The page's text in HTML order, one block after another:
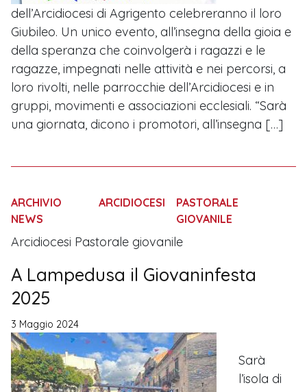
dell’Arcidiocesi di Agrigento celebreranno il loro
Giubileo. Un unico evento, all’insegna della gioia e
della speranza che coinvolgerà i ragazzi e le
ragazze, impegnati nelle attività e nei percorsi, a
loro rivolti, nelle parrocchie dell’Arcidiocesi e in
gruppi, movimenti e associazioni ecclesiali. “Sarà
una giornata, dicono i promotori, all’insegna […]
ARCHIVIO
NEWS
ARCIDIOCESI
PASTORALE
GIOVANILE
Arcidiocesi Pastorale giovanile
A Lampedusa il Giovaninfesta
2025
3 Maggio 2024
Sarà
l’isola di